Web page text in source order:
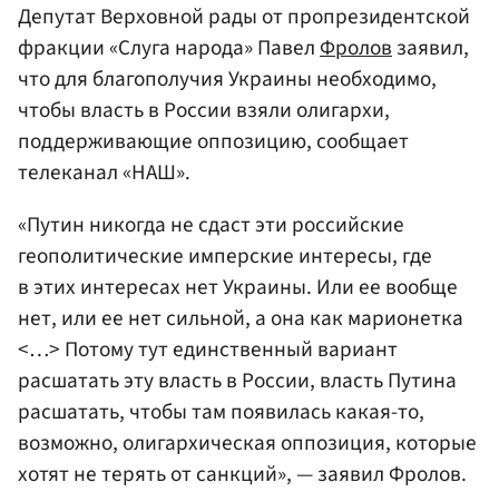
Депутат Верховной рады от пропрезидентской
фракции «Слуга народа» ПавелФроловзаявил,
что для благополучия Украины необходимо,
чтобы власть в России взяли олигархи,
поддерживающие оппозицию, сообщает
телеканал «НАШ».
«Путин никогда не сдаст эти российские
геополитические имперские интересы, где
в этих интересах нет Украины. Или ее вообще
нет, или ее нет сильной, а она как марионетка
<…> Потому тут единственный вариант
расшатать эту власть в России, власть Путина
расшатать, чтобы там появилась какая-то,
возможно, олигархическая оппозиция, которые
хотят не терять от санкций», — заявил Фролов.